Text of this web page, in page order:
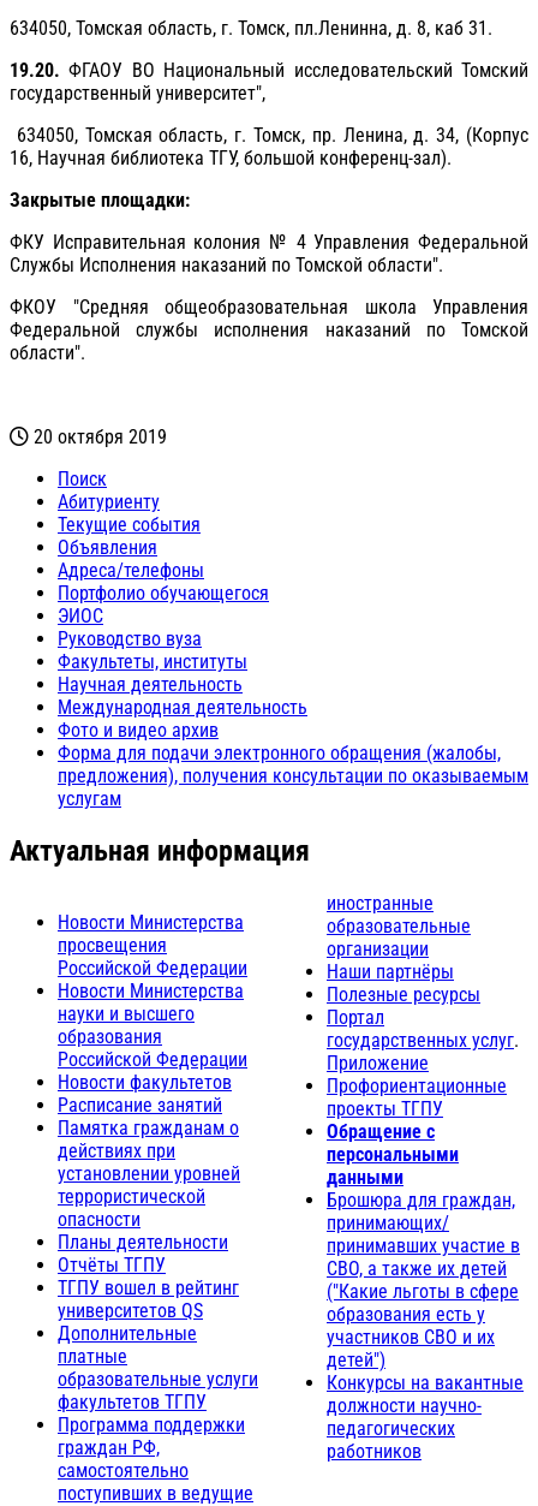
634050, Томская область, г. Томск, пл.Ленинна, д. 8, каб 31.
19.20.ФГАОУ ВО Национальный исследовательский Томский
государственный университет",
634050, Томская область, г. Томск, пр. Ленина, д. 34, (Корпус
16, Научная библиотека ТГУ, большой конференц-зал).
Закрытые площадки:
ФКУ Исправительная колония № 4 Управления Федеральной
Службы Исполнения наказаний по Томской области".
ФКОУ "Средняя общеобразовательная школа Управления
Федеральной службы исполнения наказаний по Томской
области".
20 октября 2019
Поиск
Абитуриенту
Текущие события
Объявления
Адреса/телефоны
Портфолио обучающегося
ЭИОС
Руководство вуза
Факультеты, институты
Научная деятельность
Международная деятельность
Фото и видео архив
Форма для подачи электронного обращения (жалобы,
предложения), получения консультации по оказываемым
услугам
Актуальная информация
Новости Министерства
просвещения
Российской Федерации
Новости Министерства
науки и высшего
образования
Российской Федерации
Новости факультетов
Расписание занятий
Памятка гражданам о
действиях при
установлении уровней
террористической
опасности
Планы деятельности
Отчёты ТГПУ
ТГПУ вошел в рейтинг
университетов QS
Дополнительные
платные
образовательные услуги
факультетов ТГПУ
Программа поддержки
граждан РФ,
самостоятельно
поступивших в ведущие
иностранные
образовательные
организации
Наши партнёры
Полезные ресурсы
Портал
государственных услуг.
Приложение
Профориентационные
проекты ТГПУ
Обращение с
персональными
данными
Брошюра для граждан,
принимающих/
принимавших участие в
СВО, а также их детей
("Какие льготы в сфере
образования есть у
участников СВО и их
детей")
Конкурсы на вакантные
должности научно-
педагогических
работников